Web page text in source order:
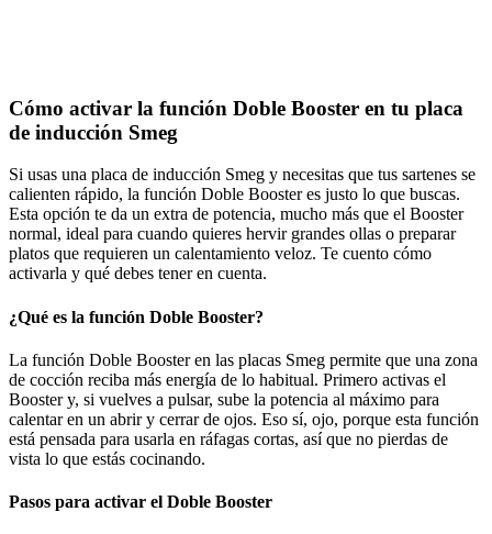
Cómo activar la función Doble Booster en tu placa
de inducción Smeg
Si usas una placa de inducción Smeg y necesitas que tus sartenes se
calienten rápido, la función Doble Booster es justo lo que buscas.
Esta opción te da un extra de potencia, mucho más que el Booster
normal, ideal para cuando quieres hervir grandes ollas o preparar
platos que requieren un calentamiento veloz. Te cuento cómo
activarla y qué debes tener en cuenta.
¿Qué es la función Doble Booster?
La función Doble Booster en las placas Smeg permite que una zona
de cocción reciba más energía de lo habitual. Primero activas el
Booster y, si vuelves a pulsar, sube la potencia al máximo para
calentar en un abrir y cerrar de ojos. Eso sí, ojo, porque esta función
está pensada para usarla en ráfagas cortas, así que no pierdas de
vista lo que estás cocinando.
Pasos para activar el Doble Booster